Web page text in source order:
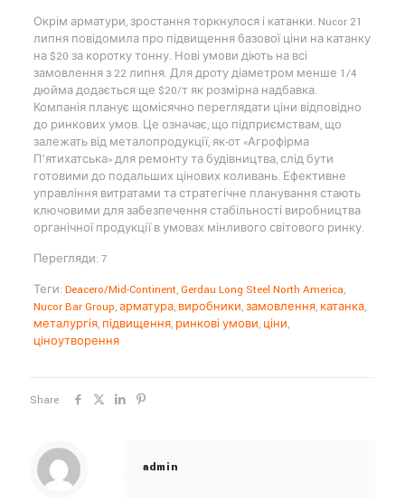
Окрім арматури, зростання торкнулося і катанки. Nucor 21
липня повідомила про підвищення базової ціни на катанку
на $20 за коротку тонну. Нові умови діють на всі
замовлення з 22 липня. Для дроту діаметром менше 1/4
дюйма додається ще $20/т як розмірна надбавка.
Компанія планує щомісячно переглядати ціни відповідно
до ринкових умов. Це означає, що підприємствам, що
залежать від металопродукції, як-от «Агрофірма
П’ятихатська» для ремонту та будівництва, слід бути
готовими до подальших цінових коливань. Ефективне
управління витратами та стратегічне планування стають
ключовими для забезпечення стабільності виробництва
органічної продукції в умовах мінливого світового ринку.
Перегляди: 7
Теги: Deacero/Mid-Continent,Gerdau Long Steel North America,
Nucor Bar Group,арматура, виробники,замовлення, катанка,
металургія, підвищення, ринкові умови, ціни,
ціноутворення
Share
admin